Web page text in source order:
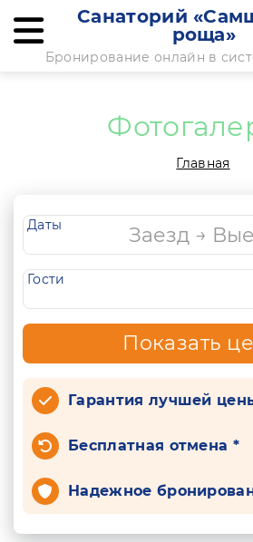
Санаторий
роща»
Бронирование онлайн в
Главная
Даты
Гости
Показать
Гарантия лучшей
Бесплатная отмена *
Надежное